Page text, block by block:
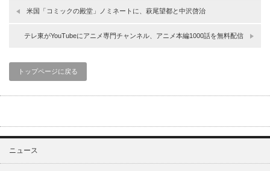
米国「コミックの殿堂」ノミネートに、萩尾望都と中沢啓治
テレ東がYouTubeにアニメ専門チャンネル、アニメ本編1000話を無料配信
トップページに戻る
ニュース